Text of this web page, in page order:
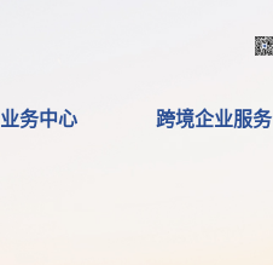
业务中心 跨境企业服务